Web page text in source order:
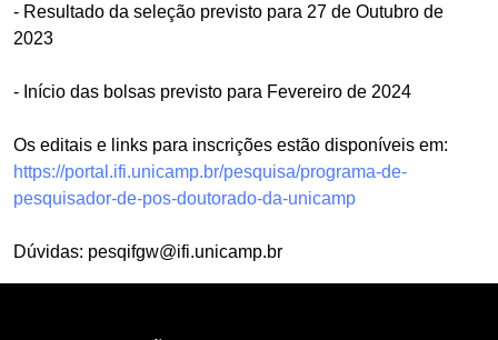
- Resultado da seleção previsto para 27 de Outubro de
2023
- Início das bolsas previsto para Fevereiro de 2024
Os editais e links para inscrições estão disponíveis em:
https://portal.ifi.unicamp.br/pesquisa/programa-de-
pesquisador-de-pos-doutorado-da-unicamp
Dúvidas: pesqifgw@ifi.unicamp.br